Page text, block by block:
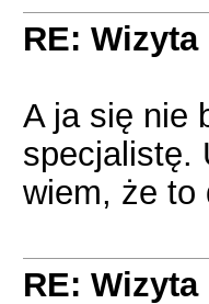
RE:
A ja się nie
specjalistę.
wiem, że to
RE: